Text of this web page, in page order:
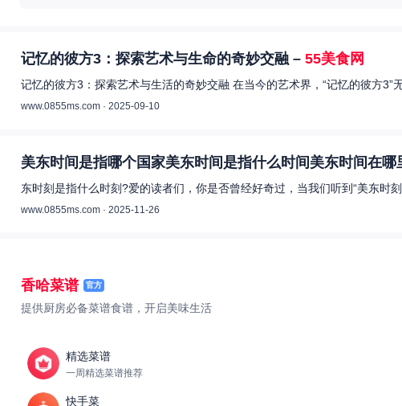
记忆的彼方3：探索艺术与生命的奇妙交融 – 55美食网
记忆的彼方3：探索艺术与生活的奇妙交融 在当今的艺术界，“记忆的彼方
www.0855ms.com · 2025-09-10
美东时间是指哪个国家美东时间是指什么时间美东时间在哪
东时刻是指什么时刻?爱的读者们，你是否曾经好奇过，当我们听到“美东时
www.0855ms.com · 2025-11-26
香哈菜谱 官方
提供厨房必备菜谱食谱，开启美味生活
精选菜谱
一周精选菜谱推荐
快手菜